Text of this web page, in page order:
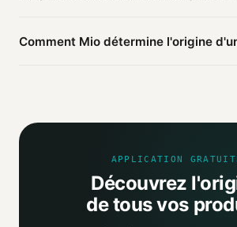
fabriqué en France.
Comment Mio détermine l'origine
selon la fiabilité des informations
APPLICATION
Découvrez
de tous vos